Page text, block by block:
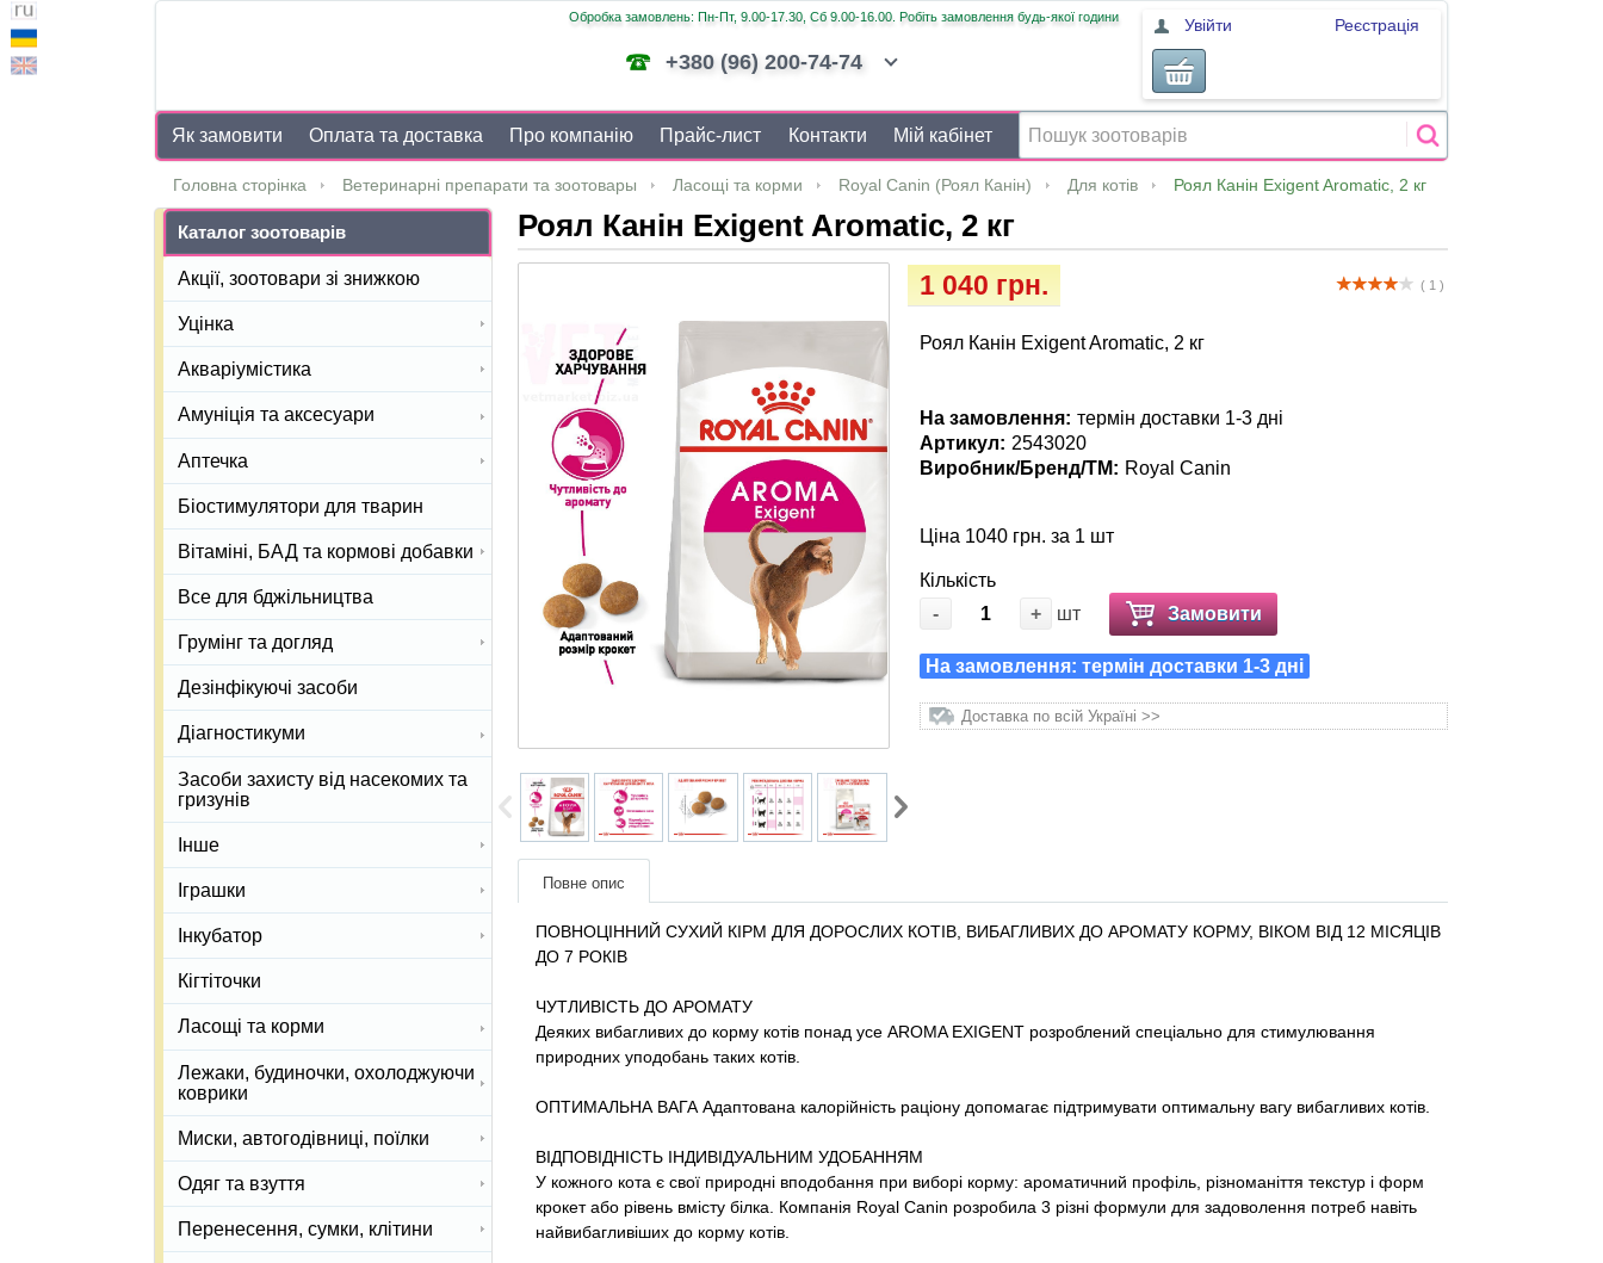
Обробка замовлень: Пн-Пт, 9.00-17.30, Сб 9.00-16.00. Робіть замовлення будь-якої години
+380 (96) 200-74-74
Увійти Реєстрація
Як замовити Оплата та доставка Про компанію Прайс-лист Контакти Мій кабінет
Головна сторінка Ветеринарні препарати та зоотовары Ласощі та корми Royal Canin (Роял Канін) Для котів Роял Канін Exigent Aromatic, 2 кг
Роял Канін Exigent Aromatic, 2 кг
( 1 )
1 040 грн.
Роял Канін Exigent Aromatic, 2 кг
На замовлення: термін доставки 1-3 дні
Артикул: 2543020
Виробник/Бренд/ТМ: Royal Canin
Ціна 1040 грн. за 1 шт
Кількість
-
+ шт Замовити
На замовлення: термін доставки 1-3 дні
Доставка по всій Україні >>
Повне опис
ПОВНОЦІННИЙ СУХИЙ КІРМ ДЛЯ ДОРОСЛИХ КОТІВ, ВИБАГЛИВИХ ДО АРОМАТУ КОРМУ, ВІКОМ ВІД 12 МІСЯЦІВ
ДО 7 РОКІВ
ЧУТЛИВІСТЬ ДО АРОМАТУ
Деяких вибагливих до корму котів понад усе AROMA EXIGENT розроблений спеціально для стимулювання
природних уподобань таких котів.
ОПТИМАЛЬНА ВАГА Адаптована калорійність раціону допомагає підтримувати оптимальну вагу вибагливих котів.
ВІДПОВІДНІСТЬ ІНДИВІДУАЛЬНИМ УДОБАННЯМ
У кожного кота є свої природні вподобання при виборі корму: ароматичний профіль, різноманіття текстур і форм
крокет або рівень вмісту білка. Компанія Royal Canin розробила 3 ​​різні формули для задоволення потреб навіть
найвибагливіших до корму котів.
Каталог зоотоварів
Акції, зоотовари зі знижкою
Уцінка
Акваріумістика
Амуніція та аксесуари
Аптечка
Біостимулятори для тварин
Вітаміні, БАД та кормові добавки
Все для бджільництва
Грумінг та догляд
Дезінфікуючі засоби
Діагностикуми
Засоби захисту від насекомих та
гризунів
Інше
Іграшки
Інкубатор
Кігтіточки
Ласощі та корми
Лежаки, будиночки, охолоджуючи
коврики
Миски, автогодівниці, поїлки
Одяг та взуття
Перенесення, сумки, клітини